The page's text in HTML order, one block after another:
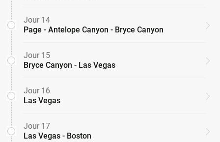
Jour 14
Page - Antelope Canyon - Bryce Canyon
Jour 15
Bryce Canyon - Las Vegas
Jour 16
Las Vegas
Jour 17
Las Vegas - Boston